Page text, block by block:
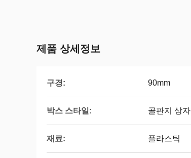
제품 상세정보
구경: 90mm
박스 스타일: 골판지 상자
재료: 플라스틱